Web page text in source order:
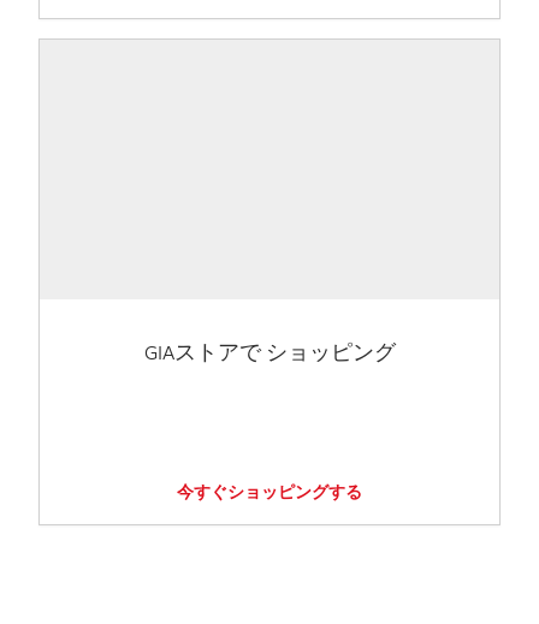
GIAストアで ショッピング
今すぐショッピングする